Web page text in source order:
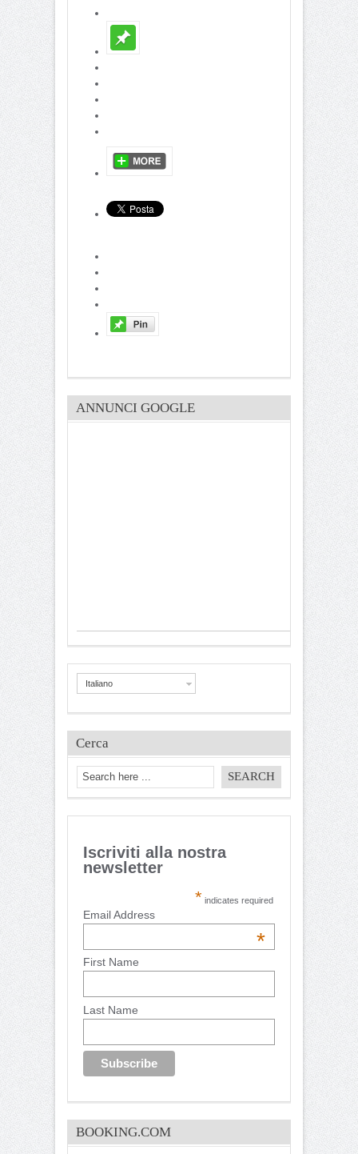
ANNUNCI GOOGLE
Italiano
Cerca
Iscriviti alla nostra
newsletter
* indicates required
Email Address
*
First Name
Last Name
BOOKING.COM